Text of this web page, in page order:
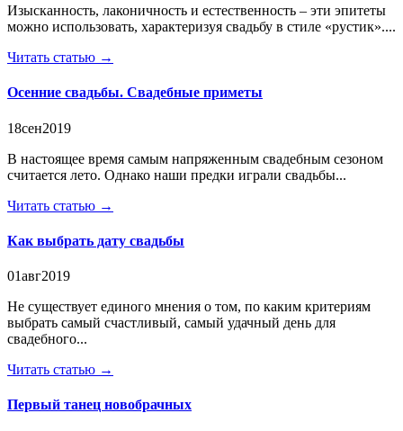
Изысканность, лаконичность и естественность – эти эпитеты
можно использовать, характеризуя свадьбу в стиле «рустик»....
Читать статью →
Осенние свадьбы. Свадебные приметы
18сен2019
В настоящее время самым напряженным свадебным сезоном
считается лето. Однако наши предки играли свадьбы...
Читать статью →
Как выбрать дату свадьбы
01авг2019
Не существует единого мнения о том, по каким критериям
выбрать самый счастливый, самый удачный день для
свадебного...
Читать статью →
Первый танец новобрачных